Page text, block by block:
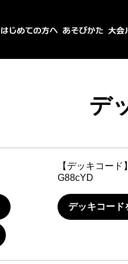
デ
【デッキコード】
G88cYD
デッキコード